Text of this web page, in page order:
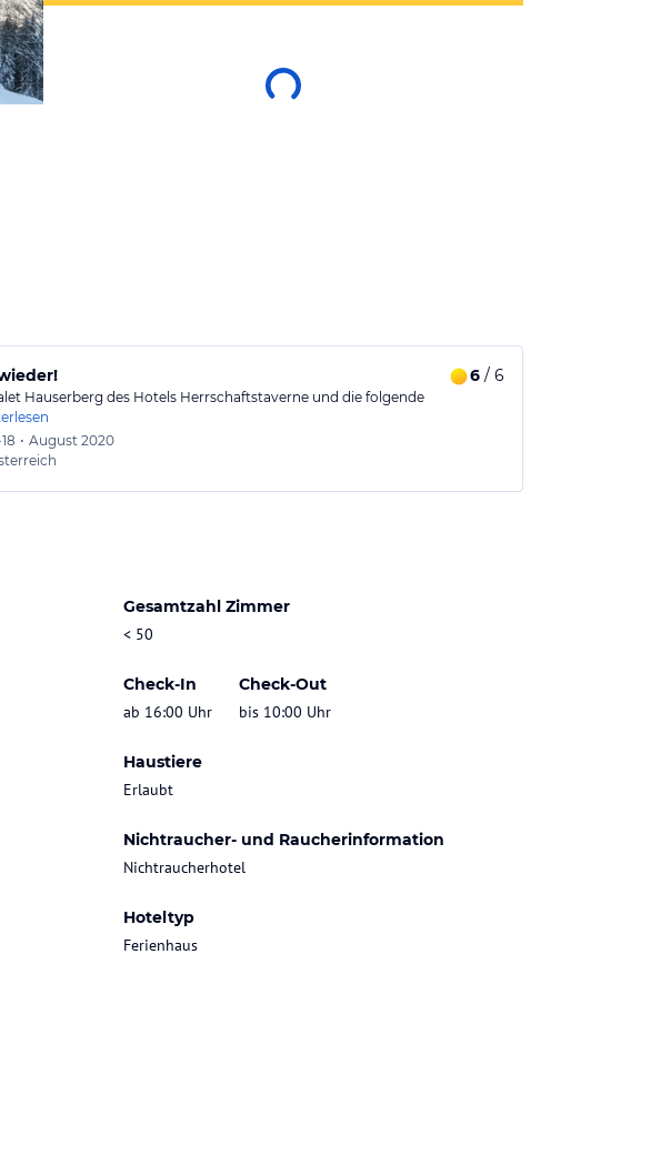
6 / 6
Hauserberg des Hotels Herrschaftstaverne und die folgende
• August 2020
Gesamtzahl Zimmer
< 50
Check-In
ab 16:00 Uhr
Check-Out
bis 10:00 Uhr
Haustiere
Erlaubt
Nichtraucher- und Raucherinformation
Nichtraucherhotel
Hoteltyp
Ferienhaus